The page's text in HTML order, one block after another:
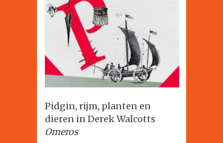
Pidgin, rijm, planten en
dieren in Derek Walcotts
Omeros